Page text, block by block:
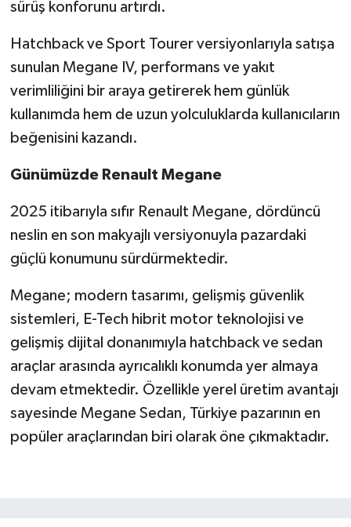
sürüş konforunu artırdı.
Hatchback ve Sport Tourer versiyonlarıyla satışa
sunulan Megane IV, performans ve yakıt
verimliliğini bir araya getirerek hem günlük
kullanımda hem de uzun yolculuklarda kullanıcıların
beğenisini kazandı.
Günümüzde Renault Megane
2025 itibarıyla sıfır Renault Megane, dördüncü
neslin en son makyajlı versiyonuyla pazardaki
güçlü konumunu sürdürmektedir.
Megane; modern tasarımı, gelişmiş güvenlik
sistemleri, E-Tech hibrit motor teknolojisi ve
gelişmiş dijital donanımıyla hatchback ve sedan
araçlar arasında ayrıcalıklı konumda yer almaya
devam etmektedir. Özellikle yerel üretim avantajı
sayesinde Megane Sedan, Türkiye pazarının en
popüler araçlarından biri olarak öne çıkmaktadır.